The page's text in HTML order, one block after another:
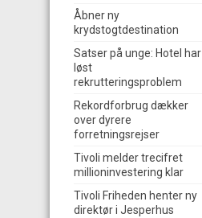
Åbner ny
krydstogtdestination
Satser på unge: Hotel har
løst
rekrutteringsproblem
Rekordforbrug dækker
over dyrere
forretningsrejser
Tivoli melder trecifret
millioninvestering klar
Tivoli Friheden henter ny
direktør i Jesperhus